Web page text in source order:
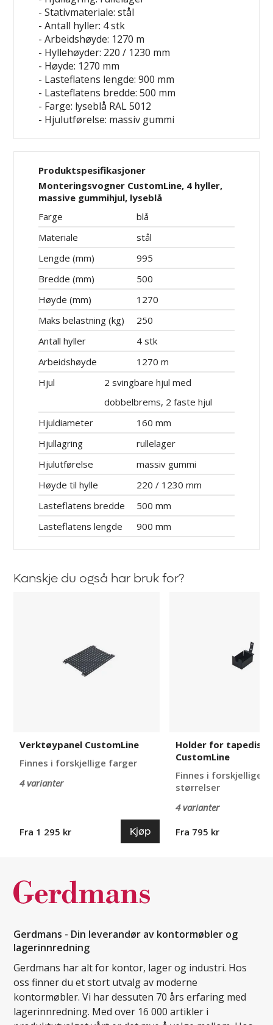
- Stativmateriale: stål
- Antall hyller: 4 stk
- Arbeidshøyde: 1270 m
- Hyllehøyder: 220 / 1230 mm
- Høyde: 1270 mm
- Lasteflatens lengde: 900 mm
- Lasteflatens bredde: 500 mm
- Farge: lyseblå RAL 5012
- Hjulutførelse: massiv gummi
Produktspesifikasjoner
Monteringsvogner CustomLine, 4 hyller,
massive gummihjul, lyseblå
Farge
blå
Materiale
stål
Lengde (mm)
995
Bredde (mm)
500
Høyde (mm)
1270
Maks belastning (kg)
250
Antall hyller
4 stk
Arbeidshøyde
1270 m
Hjul
2 svingbare hjul med
dobbelbrems, 2 faste hjul
Hjuldiameter
160 mm
Hjullagring
rullelager
Hjulutførelse
massiv gummi
Høyde til hylle
220 / 1230 mm
Lasteflatens bredde
500 mm
Lasteflatens lengde
900 mm
Kanskje du også har bruk for?
Verktøypanel CustomLine
Finnes i forskjellige farger
4 varianter
Fra 1 295 kr Kjøp
Holder for
CustomLine
Finnes i forskjellige
størrelser
4 varianter
Fra 795 kr
Gerdmans - Din leverandør av kontormøbler og
lagerinnredning
Gerdmans har alt for kontor, lager og industri. Hos
oss finner du et stort utvalg av moderne
kontormøbler. Vi har dessuten 70 års erfaring med
lagerinnredning. Med over 16 000 artikler i